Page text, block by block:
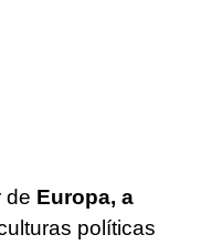
de Europa, a
políticas